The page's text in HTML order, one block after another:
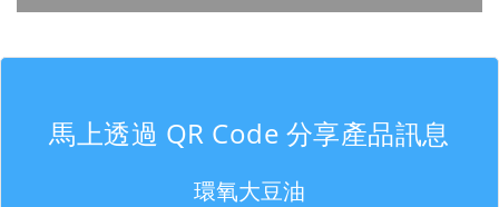
馬上透過 QR Code 分享產品訊息
環氧大豆油